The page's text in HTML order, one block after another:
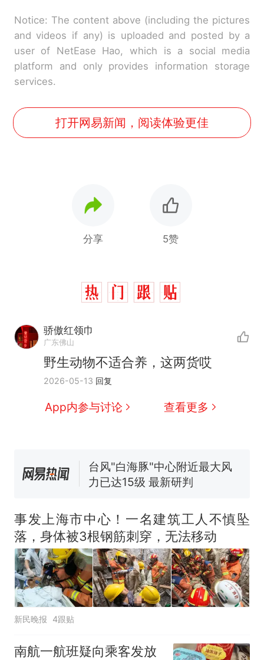
Notice: The content above (including the pictures
and videos if any) is uploaded and posted by a
user of NetEase Hao, which is a social media
platform and only provides information storage
services.
打开网易新闻，阅读体验更佳
分享 5赞
骄傲红领巾
广东佛山
野生动物不适合养，这两货哎
2026-05-13 回复
App内参与讨论 查看更多
那个在床头放菜刀的女孩，
因老师一句“跟我回家”改写了
人生
新
搬家报价570元，搬到楼下
交5060元才肯搬上楼！女子傻
眼了……
费大厨“全国小炒肉大王”称
佛山一中学招聘物理教师，笔
试前13名均遭淘汰？教育局：
核查
官方通报
热 那个在床头放菜刀的女孩，
因老师一句“跟我回家”改写了
人生
事发上海市中心！一名建筑工人不慎坠
落，身体被3根钢筋刺穿，无法移动
新民晚报 4跟贴
南航一航班疑向乘客发放